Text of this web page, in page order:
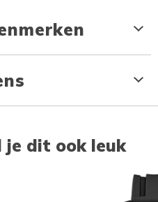
je dit ook leuk